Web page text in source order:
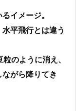
イメージ。
平飛行とは違う
のように消え、
がら降りてき